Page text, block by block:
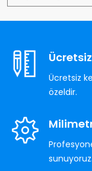
Ücretsiz
özeldir.
sunuyoruz.